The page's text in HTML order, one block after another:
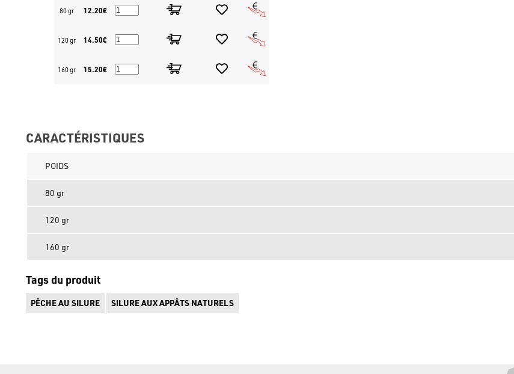
80 gr 12.20€
120 gr 14.50€
160 gr 15.20€
CARACTÉRISTIQUES
POIDS
80 gr
120 gr
160 gr
Tags du produit
PÊCHE AU SILURE SILURE AUX APPÂTS NATURELS